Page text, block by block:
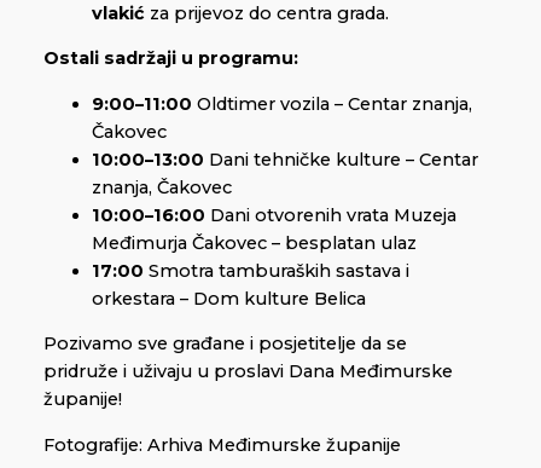
vlakić za prijevoz do centra grada.
Ostali sadržaji u programu:
9:00–11:00 Oldtimer vozila – Centar znanja,
Čakovec
10:00–13:00 Dani tehničke kulture – Centar
znanja, Čakovec
10:00–16:00 Dani otvorenih vrata Muzeja
Međimurja Čakovec – besplatan ulaz
17:00 Smotra tamburaških sastava i
orkestara – Dom kulture Belica
Pozivamo sve građane i posjetitelje da se
pridruže i uživaju u proslavi Dana Međimurske
županije!
Fotografije: Arhiva Međimurske županije